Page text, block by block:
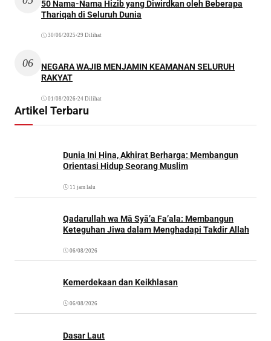
50 Nama-Nama Hizib yang Diwirdkan oleh Beberapa
Thariqah di Seluruh Dunia
30/06/2025 •29 Dilihat
06
NEGARA WAJIB MENJAMIN KEAMANAN SELURUH
RAKYAT
01/08/2026•24 Dilihat
Artikel Terbaru
Dunia Ini Hina, Akhirat Berharga: Membangun
Orientasi Hidup Seorang Muslim
11 jam lalu
Qadarullah wa Mā Syā’a Fa’ala: Membangun
Keteguhan Jiwa dalam Menghadapi Takdir Allah
06/08/2026
Kemerdekaan dan Keikhlasan
06/08/2026
Dasar Laut